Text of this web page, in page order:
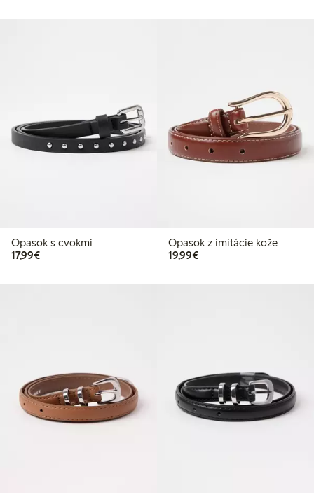
Opasok s cvokmi
17,99€17,99 €
Opasok z imitácie kože
19,99€19,99 €